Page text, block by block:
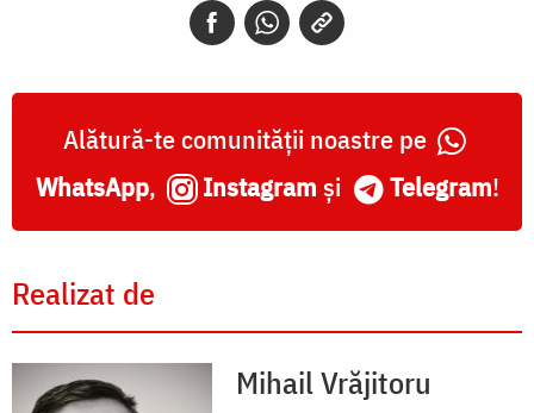
Alătură-te comunității noastre pe
WhatsApp, Instagram și Telegram!
Realizat de
Mihail Vrăjitoru